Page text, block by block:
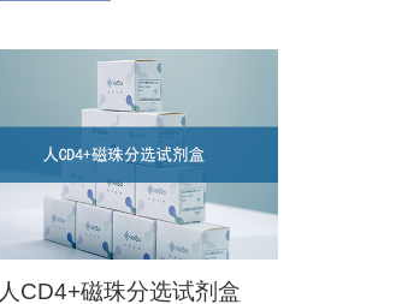
人CD4+磁珠分选试剂盒